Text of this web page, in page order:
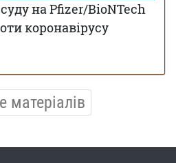
на Pfizer/BioNTech
коронавірусу
матеріалів